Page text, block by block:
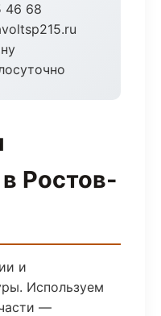
46 68
Ростов-
и
Используем
—